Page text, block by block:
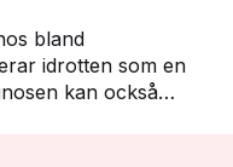
bland
idrotten som en
kan också